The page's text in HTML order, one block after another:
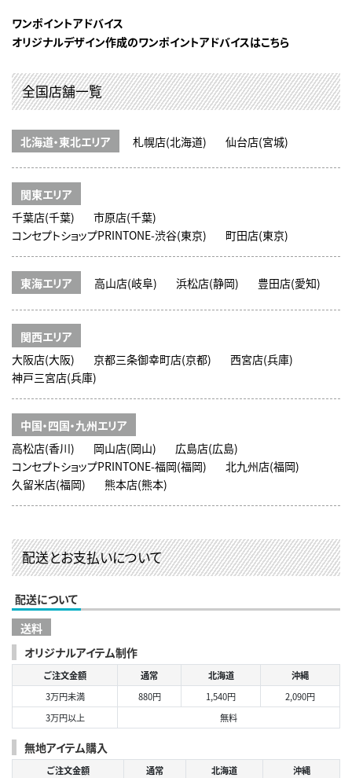
ワンポイントアドバイス
オリジナルデザイン作成のワンポイントアドバイスはこちら
全国店舗一覧
北海道・東北エリア 札幌店(北海道) 仙台店(宮城)
関東エリア
千葉店(千葉)
市原店(千葉)
コンセプトショップPRINTONE-渋谷(東京)
町田店(東京)
東海エリア 高山店(岐阜) 浜松店(静岡) 豊田店(愛知)
関西エリア
大阪店(大阪)
京都三条御幸町店(京都)
西宮店(兵庫)
神戸三宮店(兵庫)
中国・四国・九州エリア
高松店(香川)
岡山店(岡山)
広島店(広島)
コンセプトショップPRINTONE-福岡(福岡)
北九州店(福岡)
久留米店(福岡)
熊本店(熊本)
配送とお支払いについて
配送について
送料
オリジナルアイテム制作
ご注文金額 通常 北海道
沖縄
3万円未満
880円 1,540円
2,090円
3万円以上
無料
無地アイテム購入
ご注文金額 通常 北海道
沖縄